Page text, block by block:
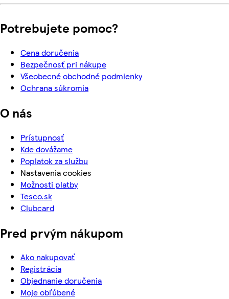
Potrebujete pomoc?
Cena doručenia
Bezpečnosť pri nákupe
Všeobecné obchodné podmienky
Ochrana súkromia
O nás
Prístupnosť
Kde dovážame
Poplatok za službu
Nastavenia cookies
Možnosti platby
Tesco.sk
Clubcard
Pred prvým nákupom
Ako nakupovať
Registrácia
Objednanie doručenia
Moje obľúbené